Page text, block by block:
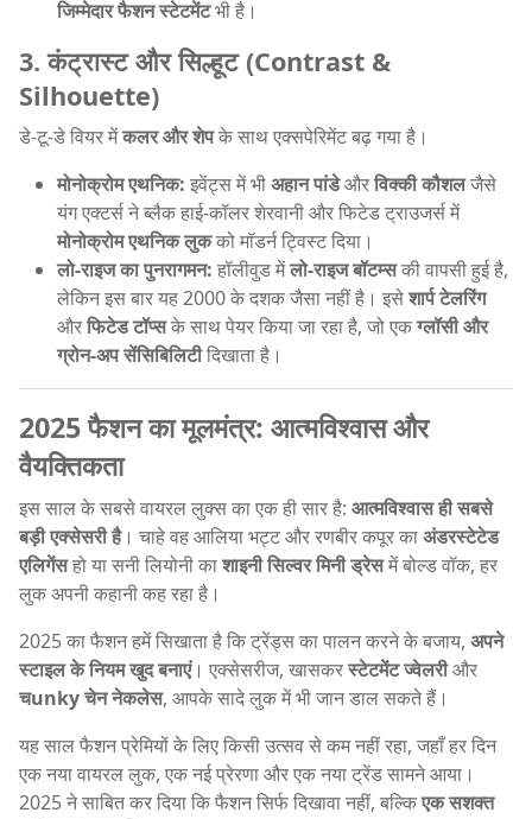
जिम्मेदार फैशन स्टेटमेंटभी है।
3. कंट्रास्ट और सिल्हूट (Contrast &
Silhouette)
डे-टू-डे वियर मेंकलर और शेपके साथ एक्सपेरिमेंट बढ़ गया है।
मोनोक्रोम एथनिक: इवेंट्स में भीअहान पांडेऔरविक्की कौशलजैसे
यंग एक्टर्स ने ब्लैक हाई-कॉलर शेरवानी और फिटेड ट्राउजर्स में
मोनोक्रोम एथनिक लुकको मॉडर्न ट्विस्ट दिया।
लो-राइज का पुनरागमन: हॉलीवुड मेंलो-राइज बॉटम्सकी वापसी हुई है,
लेकिन इस बार यह 2000 के दशक जैसा नहीं है। इसेशार्प टेलरिंग
औरफिटेड टॉप्सके साथ पेयर किया जा रहा है, जो एकग्लॉसी और
ग्रोन-अप सेंसिबिलिटीदिखाता है।
2025 फैशन का मूलमंत्र: आत्मविश्वास और
वैयक्तिकता
इस साल के सबसे वायरल लुक्स का एक ही सार है: आत्मविश्वास ही सबसे
बड़ी एक्सेसरी है। चाहे वह आलिया भट्ट और रणबीर कपूर काअंडरस्टेटेड
एलिगेंसहो या सनी लियोनी काशाइनी सिल्वर मिनी ड्रेसमें बोल्ड वॉक, हर
लुक अपनी कहानी कह रहा है।
2025 का फैशन हमें सिखाता है कि ट्रेंड्स का पालन करने के बजाय, अपने
स्टाइल के नियम खुद बनाएं। एक्सेसरीज, खासकरस्टेटमेंट ज्वेलरीऔर
चunky चेन नेकलेस, आपके सादे लुक में भी जान डाल सकते हैं।
यह साल फैशन प्रेमियों के लिए किसी उत्सव से कम नहीं रहा, जहाँ हर दिन
एक नया वायरल लुक, एक नई प्रेरणा और एक नया ट्रेंड सामने आया।
2025 ने साबित कर दिया कि फैशन सिर्फ दिखावा नहीं, बल्किएक सशक्त